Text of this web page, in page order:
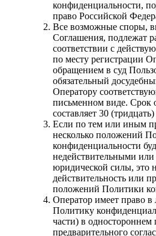
конфиденциальности,
право Российской
Все возможные споры,
Соглашения, подлежат
соответствии с
по месту регистрации
обращением в суд
обязательный
Оператору
письменном виде. Срок
составляет 30
Если по тем или иным
несколько положений
конфиденциальности
недействительными
юридической силы, это
действительность или
положений Политики
Оператор имеет право
Политику
части) в одностороннем
предварительного